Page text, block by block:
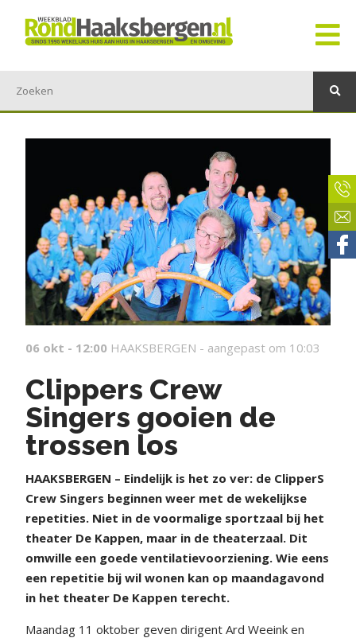
06 okt - 12:00 HAAKSBERGEN - aangepast om 10:03
Clippers Crew
Singers gooien de
trossen los
HAAKSBERGEN – Eindelijk is het zo ver: de ClipperS
Crew Singers beginnen weer met de wekelijkse
repetities. Niet in de voormalige sportzaal bij het
theater De Kappen, maar in de theaterzaal. Dit
omwille een goede ventilatievoorziening. Wie eens
een repetitie bij wil wonen kan op maandagavond
in het theater De Kappen terecht.
Maandag 11 oktober geven dirigent Ard Weeink en